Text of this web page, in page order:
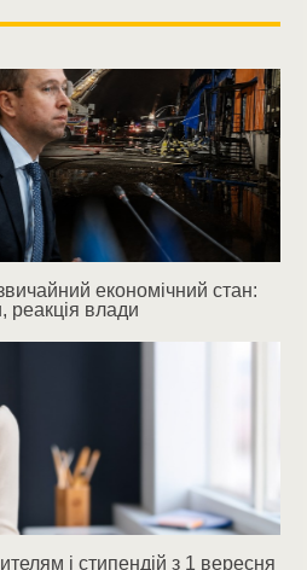
економічний стан:
реакція влади
і стипендій з 1 вересня